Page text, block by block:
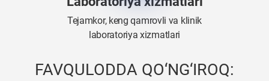
Tejamkor, keng qamrovli va klinik
laboratoriya xizmatlari
FAVQULODDA QO‘NG‘IROQ: